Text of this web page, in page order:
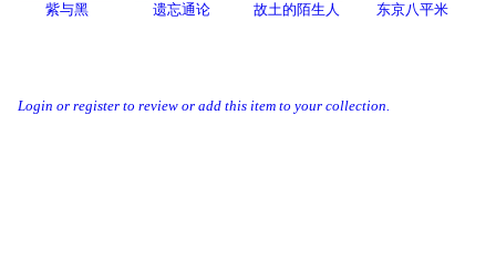
Login or register to review or add this item to your collection.
装，适合随身携带。
一本打破类型的短篇小说集，模糊了魔幻现实主义、恐怖故
紫与黑 遗忘通论 故土的陌生人 东京八平米